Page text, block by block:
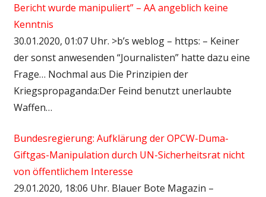
Bericht wurde manipuliert” – AA angeblich keine
Kenntnis
30.01.2020, 01:07 Uhr. >b’s weblog – https: – Keiner
der sonst anwesenden “Journalisten” hatte dazu eine
Frage… Nochmal aus Die Prinzipien der
Kriegspropaganda:Der Feind benutzt unerlaubte
Waffen…
Bundesregierung: Aufklärung der OPCW-Duma-
Giftgas-Manipulation durch UN-Sicherheitsrat nicht
von öffentlichem Interesse
29.01.2020, 18:06 Uhr. Blauer Bote Magazin –